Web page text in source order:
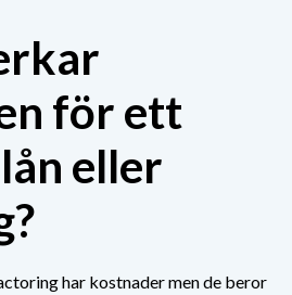
för ett
eller
har kostnader men de beror